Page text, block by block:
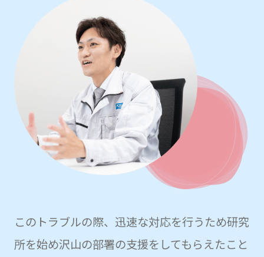
このトラブルの際、迅速な対応を行うため研究
所を始め沢山の部署の支援をしてもらえたこと